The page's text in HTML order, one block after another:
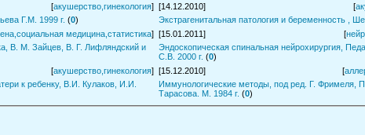
[акушерство,гинекология]
Г.М. 1999 г. (0)
[14.12.2010] [
Экстрагенитальная патология и беременность ,
медицина,статистика]
В. М. Зайцев, В. Г. Лифляндский и
[15.01.2011] [
Эндоскопическая спинальная нейрохирургия,
С.В. 2000 г. (0)
[акушерство,гинекология]
к ребенку, В.И. Кулаков, И.И.
[15.12.2010] [
Иммунологические методы, под ред. Г. Фримеля, Пер. с нем. А.П.
Тарасова. М. 1984 г. (0)